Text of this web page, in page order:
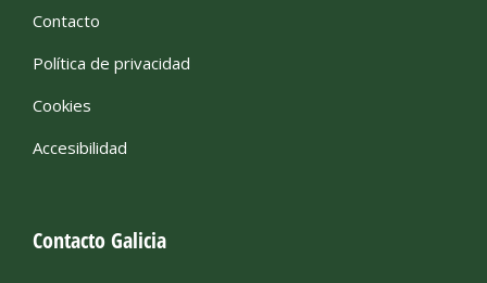
Contacto
Política de privacidad
Cookies
Accesibilidad
Contacto Galicia